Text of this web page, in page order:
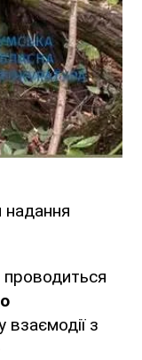
надання
проводиться
з